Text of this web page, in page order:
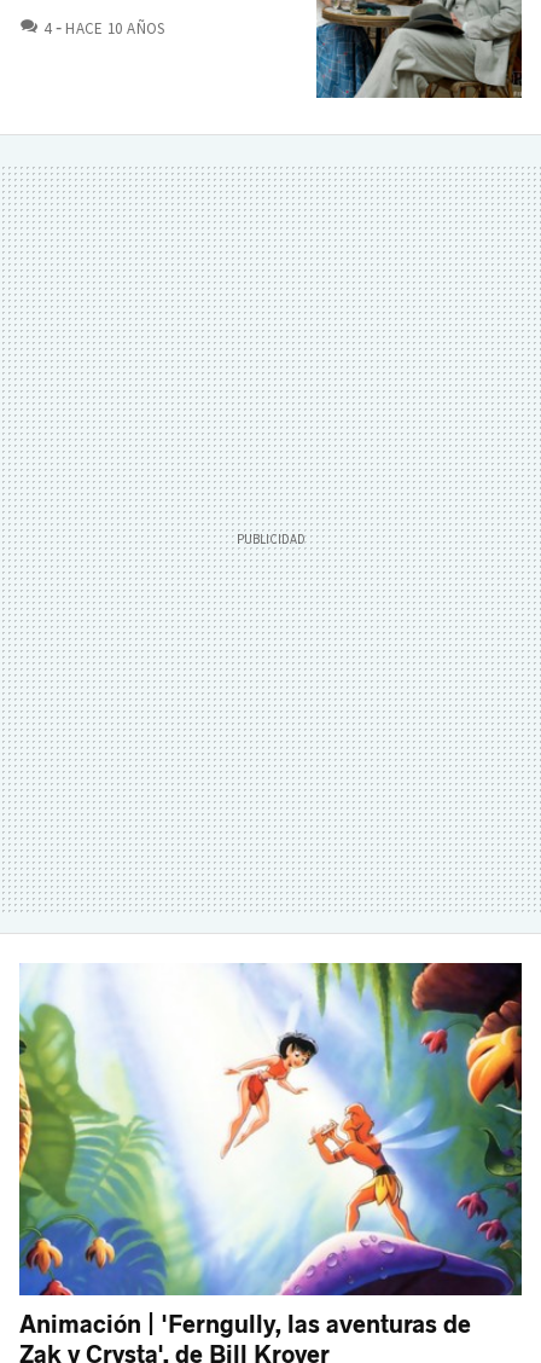
4 COMENTARIOS
HACE 10 AÑOS
Animación | 'Ferngully, las aventuras de
Zak y Crysta', de Bill Kroyer